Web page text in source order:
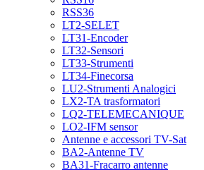
RSS36
LT2-SELET
LT31-Encoder
LT32-Sensori
LT33-Strumenti
LT34-Finecorsa
LU2-Strumenti Analogici
LX2-TA trasformatori
LQ2-TELEMECANIQUE
LO2-IFM sensor
Antenne e accessori TV-Sat
BA2-Antenne TV
BA31-Fracarro antenne